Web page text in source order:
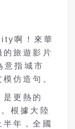
啊！來華
旅遊影片
意指城市
仿造句。
更熱的
根據大陸
年，全國